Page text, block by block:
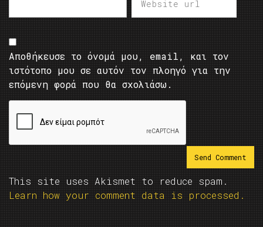
Αποθήκευσε το όνομά μου, email, και τον
ιστότοπο μου σε αυτόν τον πλοηγό για την
επόμενη φορά που θα σχολιάσω.
This site uses Akismet to reduce spam.
Learn how your comment data is processed.